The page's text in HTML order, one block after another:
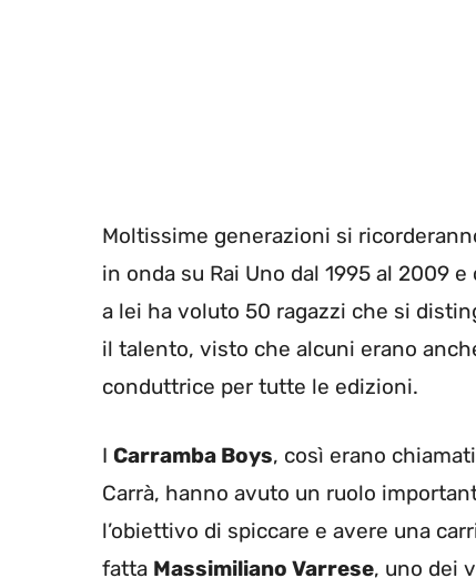
Moltissime generazioni si
in onda su Rai Uno dal 1995 al 2009
a lei ha voluto 50 ragazzi che si
il talento, visto che alcuni erano
conduttrice per tutte le edizioni.
I Carramba Boys, così erano
Carrà, hanno avuto un ruolo
l’obiettivo di spiccare e avere una
fatta Massimiliano Varrese, uno dei